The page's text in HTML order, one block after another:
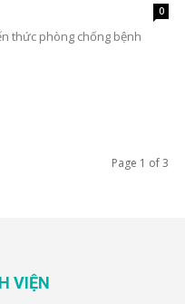
0
thức phòng chống bệnh
Page 1 of 3
VIỆN